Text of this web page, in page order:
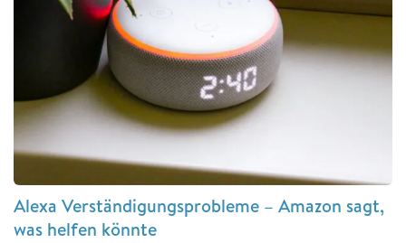
Alexa Verständigungsprobleme – Amazon sagt,
was helfen könnte